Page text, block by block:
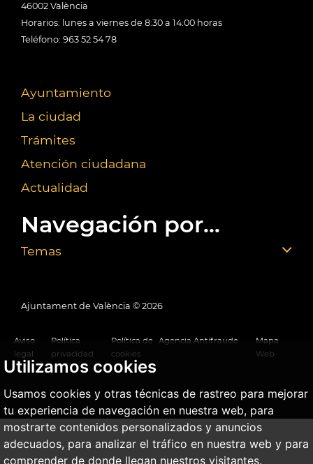
Utilizamos cookies
Usamos cookies y otras técnicas de rastreo para mejorar
tu experiencia de navegación en nuestra web, para
mostrarte contenidos personalizados y anuncios
adecuados, para analizar el tráfico en nuestra web y para
comprender de donde llegan nuestros visitantes.
46002 València
Horarios: lunes a viernes de 8:30 a 14:00 horas
Teléfono: 963 52 54 78
Ayuntamiento
La ciudad
Trámites
Atención ciudadana
Actualidad
Navegación por...
Temas
Ajuntament de València © 2026
Aviso
legal
Política
privacidad
Política de
cookies
Agencia Antifraude
Mapa
Web